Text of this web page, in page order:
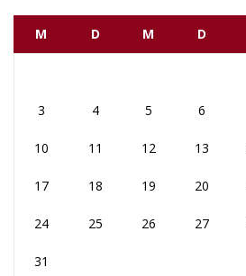
M D M D
3 4 5 6
10 11 12 13
17 18 19 20
24 25 26 27
31